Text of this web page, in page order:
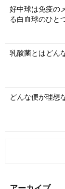
好中球は免疫の
る白血球のひと
乳酸菌とはどん
どんな便が理想